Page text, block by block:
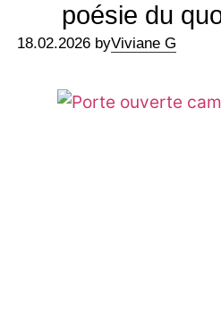
poésie du
18.02.2026 byViviane G